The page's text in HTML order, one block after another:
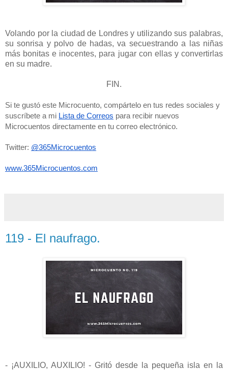
Volando por la ciudad de Londres y utilizando sus palabras,
su sonrisa y polvo de hadas, va secuestrando a las niñas
más bonitas e inocentes, para jugar con ellas y convertirlas
en su madre.
FIN.
Si te gustó este Microcuento, compártelo en tus redes sociales y
suscríbete a mi Lista de Correos para recibir nuevos
Microcuentos directamente en tu correo electrónico.
Twitter: @365Microcuentos
www.365Microcuentos.com
119 - El naufrago.
- ¡AUXILIO, AUXILIO! - Gritó desde la pequeña isla en la